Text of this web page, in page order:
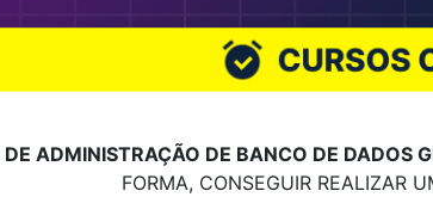
DE ADMINISTRAÇÃO DE BANCO DE DADOS
FORMA, CONSEGUIR REALIZAR